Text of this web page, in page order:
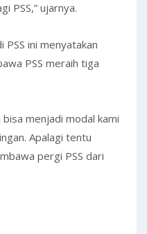
PSS,” ujarnya.
ini menyatakan
PSS meraih tiga
menjadi modal kami
Apalagi tentu
pergi PSS dari